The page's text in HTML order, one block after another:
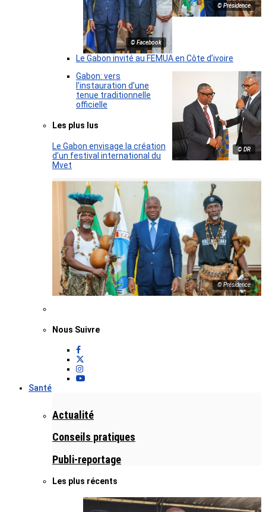
© Présidence
© Facebook
Le Gabon invité au FEMUA en Côte d’ivoire
© DR
Gabon: vers
l’instauration d’une
tenue traditionnelle
officielle
Les plus lus
Le Gabon envisage la création
d’un festival international du
Mvet
© Présidence
Nous Suivre
Santé
Actualité
Conseils pratiques
Publi-reportage
Les plus récents